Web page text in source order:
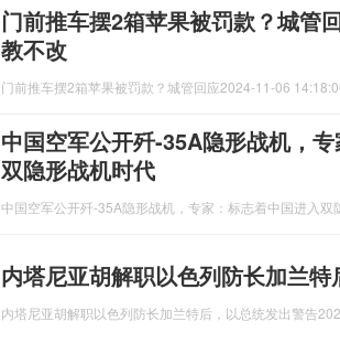
门前推车摆2箱苹果被罚款？城管
教不改
门前推车摆2箱苹果被罚款？城管回应2024-11-06
中国空军公开歼-35A隐形战机，
双隐形战机时代
中国空军公开歼-35A隐形战机，专家：标志着中国进入双
内塔尼亚胡解职以色列防长加兰
内塔尼亚胡解职以色列防长加兰特后，以总统发出警告